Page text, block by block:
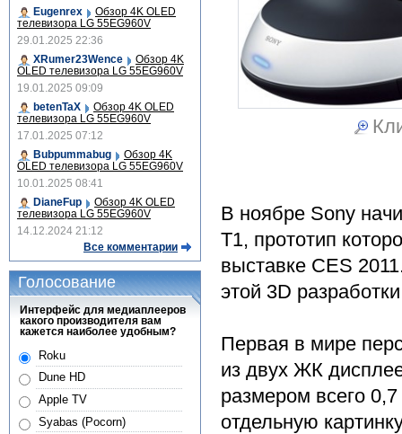
В ноябре Sony
T1, прототип
выставке CES
этой 3D
Первая в мире
из двух ЖК
размером всего
отдельную
Eugenrex
Обзор 4K OLED
телевизора LG 55EG960V
29.01.2025 22:36
XRumer23Wence
Обзор 4K
OLED телевизора LG 55EG960V
19.01.2025 09:09
betenTaX
Обзор 4K OLED
телевизора LG 55EG960V
17.01.2025 07:12
Bubpummabug
Обзор 4K
OLED телевизора LG 55EG960V
10.01.2025 08:41
DianeFup
Обзор 4K OLED
телевизора LG 55EG960V
14.12.2024 21:12
Все комментарии
Голосование
Интерфейс для медиаплееров
какого производителя вам
кажется наиболее удобным?
Roku
Dune HD
Apple TV
Syabas (Pocorn)